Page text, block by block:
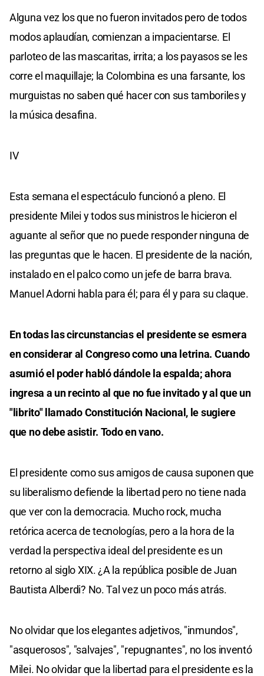
Alguna vez los que no fueron invitados pero de todos
modos aplaudían, comienzan a impacientarse. El
parloteo de las mascaritas, irrita; a los payasos se les
corre el maquillaje; la Colombina es una farsante, los
murguistas no saben qué hacer con sus tamboriles y
la música desafina.
IV
Esta semana el espectáculo funcionó a pleno. El
presidente Milei y todos sus ministros le hicieron el
aguante al señor que no puede responder ninguna de
las preguntas que le hacen. El presidente de la nación,
instalado en el palco como un jefe de barra brava.
Manuel Adorni habla para él; para él y para su claque.
En todas las circunstancias el presidente se esmera
en considerar al Congreso como una letrina. Cuando
asumió el poder habló dándole la espalda; ahora
ingresa a un recinto al que no fue invitado y al que un
"librito" llamado Constitución Nacional, le sugiere
que no debe asistir. Todo en vano.
El presidente como sus amigos de causa suponen que
su liberalismo defiende la libertad pero no tiene nada
que ver con la democracia. Mucho rock, mucha
retórica acerca de tecnologías, pero a la hora de la
verdad la perspectiva ideal del presidente es un
retorno al siglo XIX. ¿A la república posible de Juan
Bautista Alberdi? No. Tal vez un poco más atrás.
No olvidar que los elegantes adjetivos, "inmundos",
"asquerosos", "salvajes", "repugnantes", no los inventó
Milei. No olvidar que la libertad para el presidente es la